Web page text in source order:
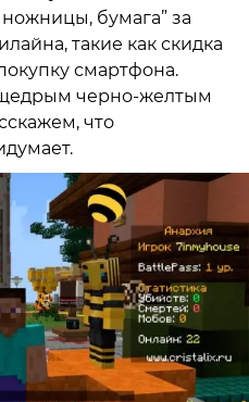
бумага” за
такие как скидка
смартфона.
черно-желтым
что